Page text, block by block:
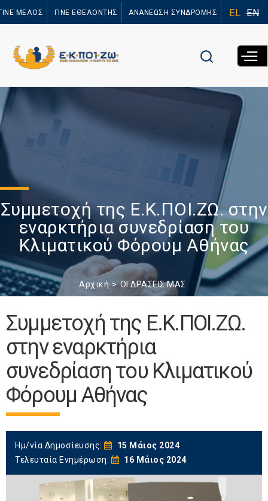
προς το
ΜΕΛΟΣ ΓΙΝΕ ΕΘΕΛΟΝΤΗΣ ΑΝΑΝΕΩΣΗ ΣΥΝΔΡΟΜΗΣ EL EN
Συμμετοχή της Ε.Κ.ΠΟΙ.ΖΩ. στην
εναρκτήρια συνεδρίαση του
Κλιματικού Φόρουμ Αθήνας
Αρχική ΟΙ ΔΡΑΣΕΙΣ ΜΑΣ
Συμμετοχή της Ε.Κ.ΠΟΙ.ΖΩ.
στην εναρκτήρια
συνεδρίαση του Κλιματικού
Φόρουμ Αθήνας
Ημ/νία Δημοσίευσης:
15 Μάιος 2024
Τελευταία Ενημέρωση:
16 Μάιος 2024